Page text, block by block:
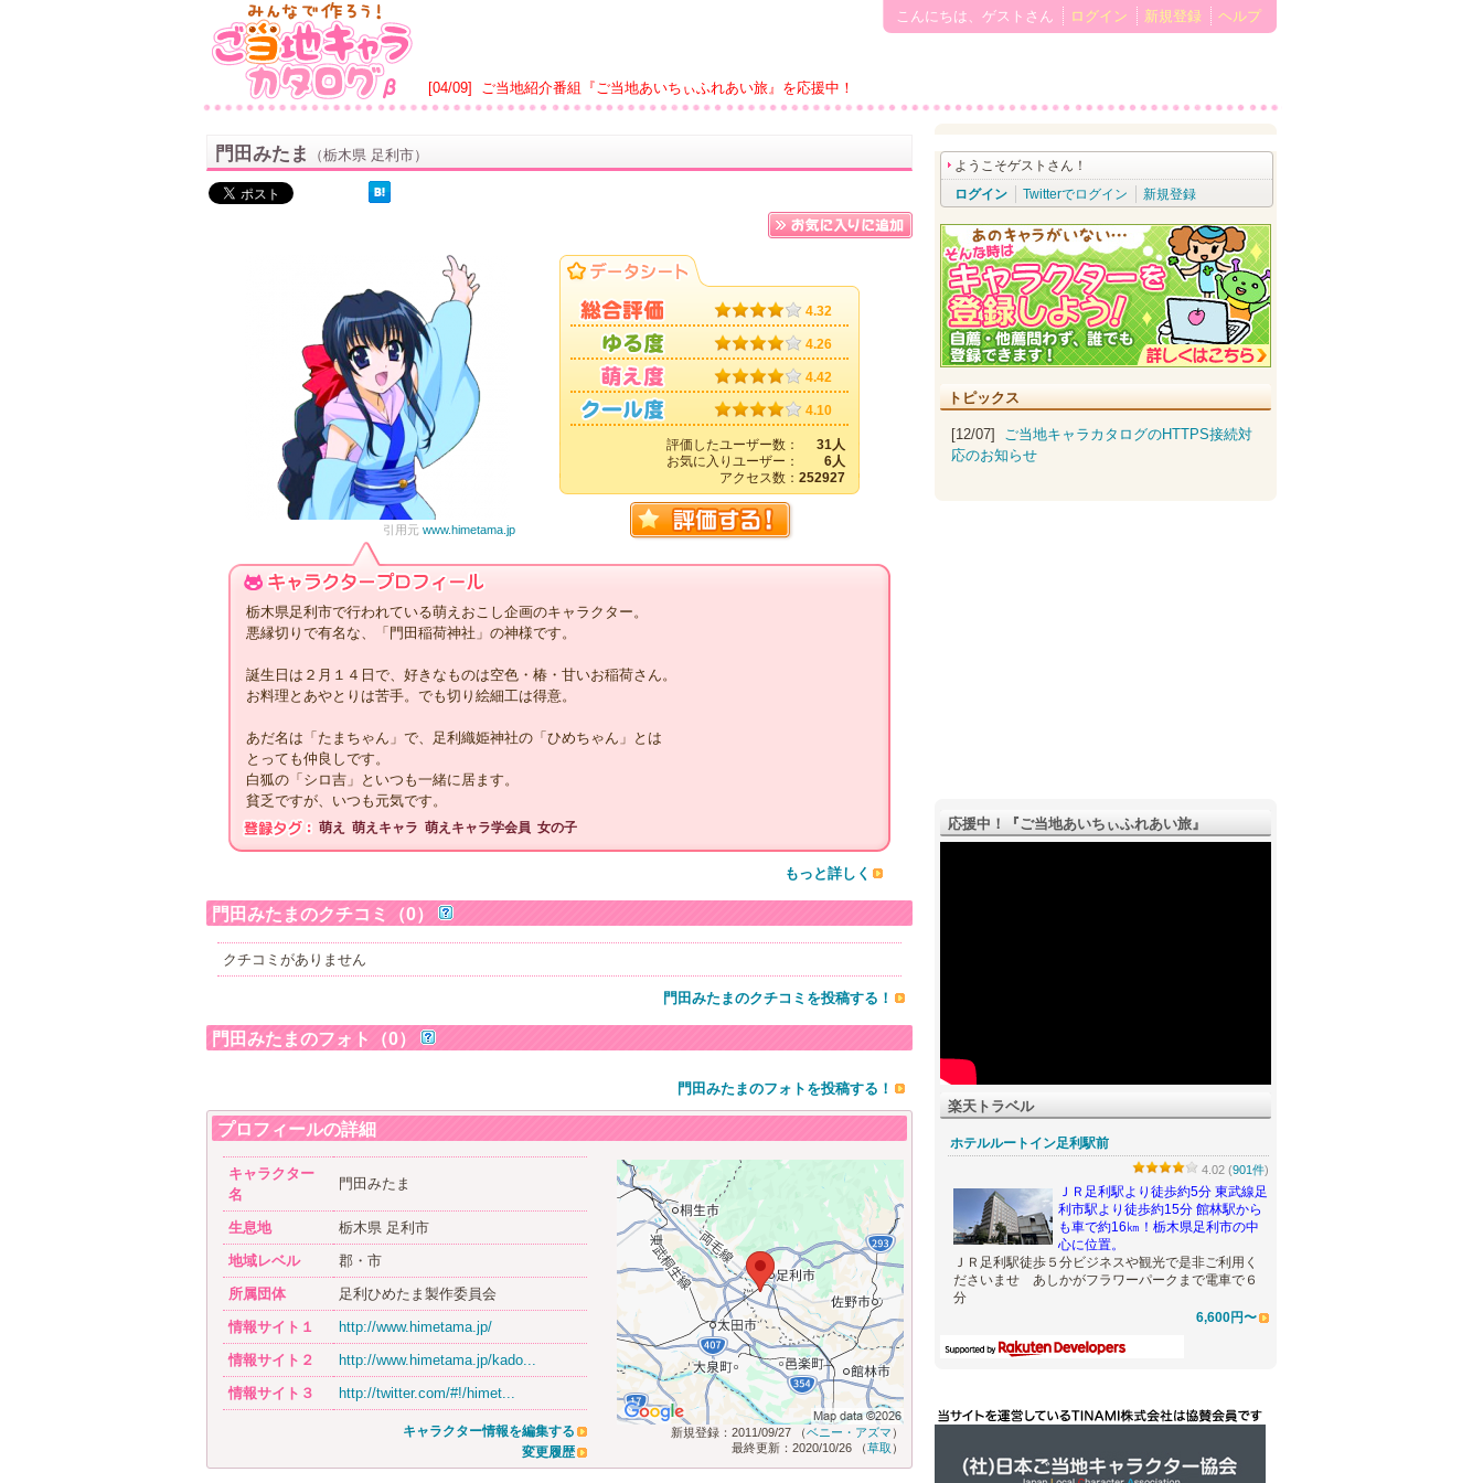
[04/09] ご当地紹介番組『ご当地あいちぃふれあい旅』を応援中！
こんにちは、ゲストさん ログイン 新規登録 ヘルプ
門田みたま （栃木県 足利市）
引用元 www.himetama.jp
4.32
4.26
4.42
4.10
評価したユーザー数：
31人
お気に入りユーザー：
6人
アクセス数： 252927
栃木県足利市で行われている萌えおこし企画のキャラクター。
悪縁切りで有名な、「門田稲荷神社」の神様です。
誕生日は２月１４日で、好きなものは空色・椿・甘いお稲荷さん。
お料理とあやとりは苦手。でも切り絵細工は得意。
あだ名は「たまちゃん」で、足利織姫神社の「ひめちゃん」とは
とっても仲良しです。
白狐の「シロ吉」といつも一緒に居ます。
貧乏ですが、いつも元気です。
萌え 萌えキャラ 萌えキャラ学会員 女の子
もっと詳しく
門田みたまのクチコミ（0）
クチコミがありません
門田みたまのクチコミを投稿する！
門田みたまのフォト（0）
門田みたまのフォトを投稿する！
プロフィールの詳細
キャラクター
名
門田みたま
生息地
栃木県 足利市
地域レベル
郡・市
所属団体
足利ひめたま製作委員会
情報サイト１
http://www.himetama.jp/
情報サイト２
http://www.himetama.jp/kado...
情報サイト３
http://twitter.com/#!/himet...
キャラクター情報を編集する
変更履歴
新規登録：2011/09/27 （ベニー・アズマ ）
最終更新：2020/10/26 （草取 ）
ようこそゲストさん！
ログイン
Twitterでログイン 新規登録
トピックス
[12/07] ご当地キャラカタログのHTTPS接続対
応のお知らせ
応援中！『ご­当地あいちぃふれあい旅』
楽天トラベル
ホテルルートイン足利駅前
4.02 (901件)
ＪＲ足利駅より徒歩約5分 東武線足
利市駅より徒歩約15分 館林駅から
も車で約16㎞！栃木県足利市の中
心に位置。
ＪＲ足利駅徒歩５分ビジネスや観光で是非ご利用く
ださいませ あしかがフラワーパークまで電車で６
分
6,600円〜